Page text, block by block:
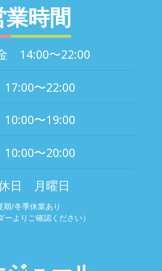
業時間
14:00〜22:00
〜22:00
〜19:00
〜20:00
日 月曜日
期/冬季休業あり
ーよりご確認ください）